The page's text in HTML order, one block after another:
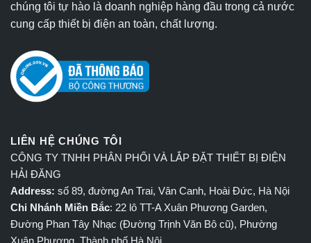
chúng tôi tự hào là doanh nghiệp hàng đầu trong cả nước
cung cấp thiết bị điện an toàn, chất lượng.
LIÊN HỆ CHÚNG TÔI
CÔNG TY TNHH PHÂN PHỐI VÀ LẮP ĐẶT THIẾT BỊ ĐIỆN
HẢI ĐĂNG
Address: số 89, đường An Trai, Vân Canh, Hoài Đức, Hà Nội
Chi Nhánh Miền Bắc: 22 lô TT-A Xuân Phương Garden,
Đường Phan Tây Nhạc (Đường Trịnh Văn Bô cũ), Phường
Xuân Phương, Thành phố Hà Nội.